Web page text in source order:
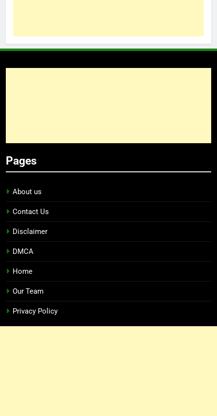
Pages
About us
Contact Us
Disclaimer
DMCA
Home
Our Team
Privacy Policy